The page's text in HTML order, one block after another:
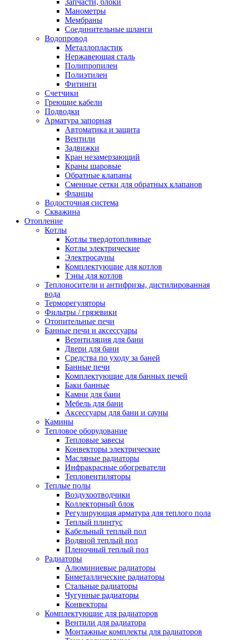
Манометры
Мембраны
Соединительные шланги
Водопровод
Металлопластик
Нержавеющая сталь
Полипропилен
Полиэтилен
Фитинги
Счетчики
Греющие кабели
Подводки
Арматура запорная
Автоматика и защита
Вентили
Задвижки
Кран незамерзающий
Краны шаровые
Обратные клапаны
Сменные сетки для обратных клапанов
Фланцы
Водосточная система
Скважина
Отопление
Котлы
Котлы твердотопливные
Котлы электрические
Электросауны
Комплектующие для котлов
Тэны для котлов
Теплоносители и антифризы, дистилированная
вода
Терморегуляторы
Фильтры / грязевики
Отопительные печи
Банные печи и аксессуары
Вернтиляция для бани
Двери для бани
Средства по уходу за баней
Банные печи
Комплектующие для банных печей
Баки банные
Камни для бани
Мебель для бани
Аксессуары для бани и сауны
Камины
Тепловое оборудование
Тепловые завесы
Конвекторы электрические
Масляные радиаторы
Инфракрасные обогреватели
Тепловентиляторы
Теплые полы
Воздухоотводчики
Коллекторный блок
Регулирующая арматура для теплого пола
Теплый плинтус
Кабельный теплый пол
Водяной теплый пол
Пленочный теплый пол
Радиаторы
Алюминиевые радиаторы
Биметаллические радиаторы
Стальные радиаторы
Чугунные радиаторы
Конвекторы
Комплектующие для радиаторов
Вентили для радиатора
Монтажные комплекты для радиаторов